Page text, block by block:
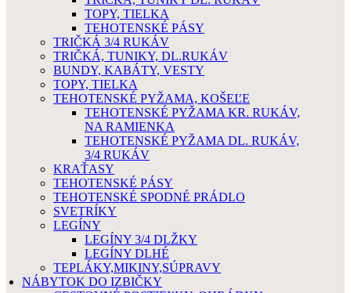
TOPY, TIELKA
TEHOTENSKÉ PÁSY
TRIČKÁ 3/4 RUKÁV
TRIČKÁ, TUNIKY, DL.RUKÁV
BUNDY, KABÁTY, VESTY
TOPY, TIELKA
TEHOTENSKÉ PYŽAMA, KOŠEĽE
TEHOTENSKÉ PYŽAMA KR. RUKÁV,
NA RAMIENKA
TEHOTENSKÉ PYŽAMA DL. RUKÁV,
3/4 RUKÁV
KRAŤASY
TEHOTENSKÉ PÁSY
TEHOTENSKÉ SPODNÉ PRÁDLO
SVETRÍKY
LEGÍNY
LEGÍNY 3/4 DLŽKY
LEGÍNY DLHÉ
TEPLÁKY,MIKINY,SÚPRAVY
NÁBYTOK DO IZBIČKY